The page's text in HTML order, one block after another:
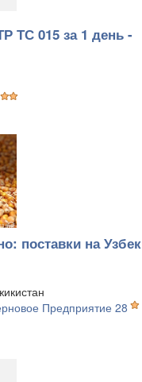
ТС 015 за 1 день -
поставки на Узбек
Предприятие 28